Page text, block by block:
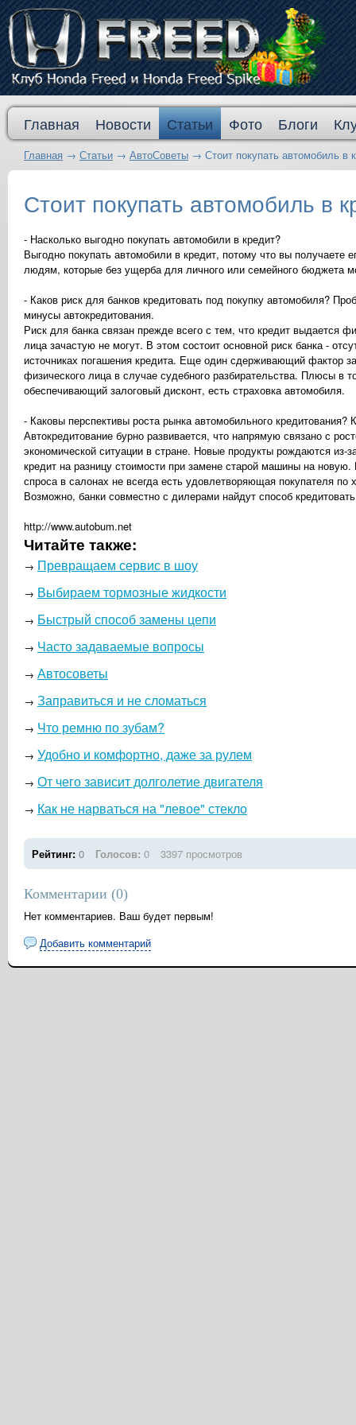
Главная Новости Статьи Фото Блоги
Главная → Статьи → АвтоСоветы → Стоит покупать автомобиль в
Стоит покупать автомобиль в
- Насколько выгодно покупать автомобили в кредит?
Выгодно покупать автомобили в кредит, потому что вы получаете
людям, которые без ущерба для личного или семейного бюджета
- Каков риск для банков кредитовать под покупку автомобиля?
минусы автокредитования.
Риск для банка связан прежде всего с тем, что кредит выдается
лица зачастую не могут. В этом состоит основной риск банка -
источниках погашения кредита. Еще один сдерживающий фактор
физического лица в случае судебного разбирательства. Плюсы в
обеспечивающий залоговый дисконт, есть страховка автомобиля.
- Каковы перспективы роста рынка автомобильного
Автокредитование бурно развивается, что напрямую связано с
экономической ситуации в стране. Новые продукты рождаются
кредит на разницу стоимости при замене старой машины на
спроса в салонах не всегда есть удовлетворяющая покупателя
Возможно, банки совместно с дилерами найдут способ
http://www.autobum.net
Читайте также:
→ Превращаем сервис в шоу
→ Выбираем тормозные жидкости
→ Быстрый способ замены цепи
→ Часто задаваемые вопросы
→ Автосоветы
→ Заправиться и не сломаться
→ Что ремню по зубам?
→ Удобно и комфортно, даже за рулем
→ От чего зависит долголетие двигателя
→ Как не нарваться на "левое" стекло
Рейтинг: 0 Голосов: 0 3397 просмотров
Комментарии (0)
Нет комментариев. Ваш будет первым!
Добавить комментарий